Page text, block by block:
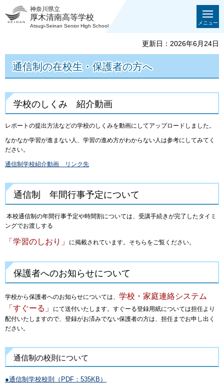
神奈川県立
厚木清南高等学校
Atsugi-Seinan Senior High School
メニュー
更新日：2026年6月24日
通信制の在校生・保護者の方へ
学校のしくみ 紹介動画
レポートの提出方法などの学校のしくみを動画にしてアップロードしました。
なかなか学習が進まない人、学習の進め方がわからない人は参考にしてみてく
ださい。
通信制学校紹介動画 リンク先
通信制 年間行事予定について
本校通信制の年間行事予定や時間割については、受講手続きが完了したタイミ
ングでお渡しする
「学習のしおり」 に掲載されています。そちらをご覧ください。
保護者へのお知らせについて
学校から保護者へのお知らせについては、 学校・家庭連絡システム
「すぐーる」
にて送付いたします。すぐーる登録用紙については担任より
配付いたしますので、登録がお済みでない保護者の方は、担任までお申し出く
ださい。
通信制の校則について
●通信制学校校則（PDF：535KB）